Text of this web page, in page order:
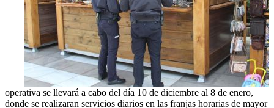
operativa se llevará a cabo del día 10 de diciembre al 8 de enero,
donde se realizaran servicios diarios en las franjas horarias de mayor